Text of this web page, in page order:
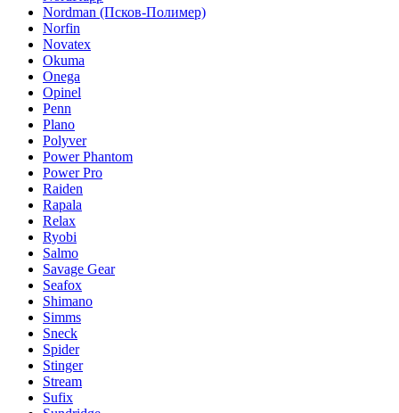
Nordman (Псков-Полимер)
Norfin
Novatex
Okuma
Onega
Opinel
Penn
Plano
Polyver
Power Phantom
Power Pro
Raiden
Rapala
Relax
Ryobi
Salmo
Savage Gear
Seafox
Shimano
Simms
Sneck
Spider
Stinger
Stream
Sufix